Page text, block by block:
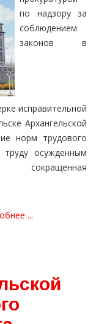
по надзору за
соблюдением
законов в
исправительной
Архангельской
норм трудового
осужденным
...